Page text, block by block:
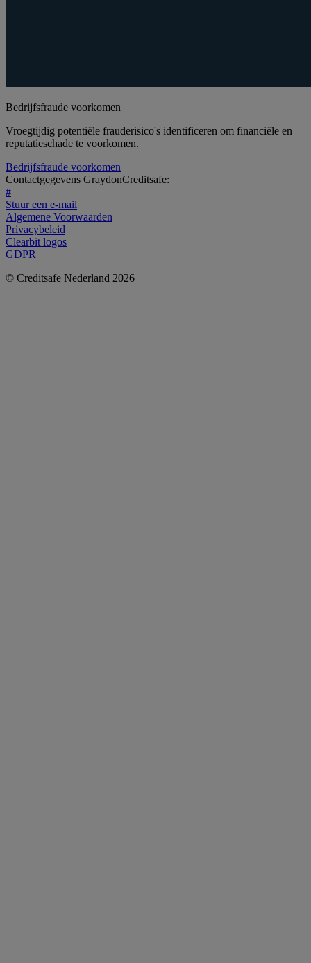
Bedrijfsfraude voorkomen
Vroegtijdig potentiële frauderisico's identificeren om financiële en
reputatieschade te voorkomen.
Bedrijfsfraude voorkomen
Contactgegevens GraydonCreditsafe:
#
Stuur een e-mail
Algemene Voorwaarden
Privacybeleid
Clearbit logos
GDPR
© Creditsafe Nederland 2026